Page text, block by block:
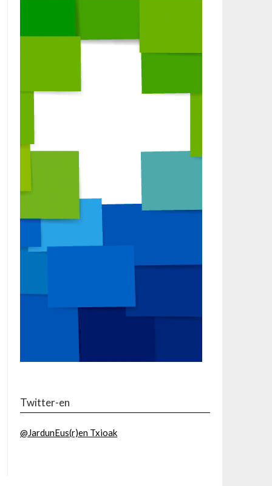
Twitter-en
@JardunEus(r)en Txioak